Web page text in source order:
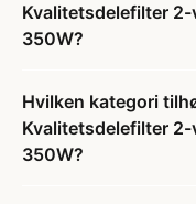
Kvalitetsdelefilter
350W?
Hvilken kategori
Kvalitetsdelefilter
350W?